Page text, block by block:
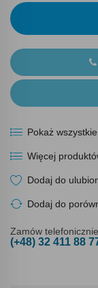
Pokaż
Więcej
Dodaj do
Dodaj do
Zamów telefonicznie
(+48) 32 411 88